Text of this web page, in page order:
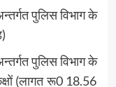
पुलिस विभाग के
पुलिस विभाग के
(लागत रू0 18.56